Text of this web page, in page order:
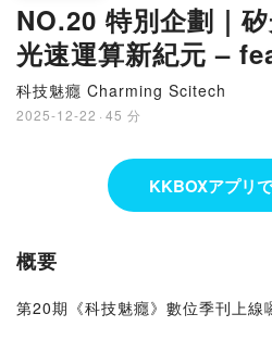
NO.20 特別企劃｜
光速運算新紀元 –
大學光電工程研究所
科技魅癮 Charming Scitech
2025-12-22 · 45 分
KKBOXアプリ
概要
第20期《科技魅癮》數位季刊上線